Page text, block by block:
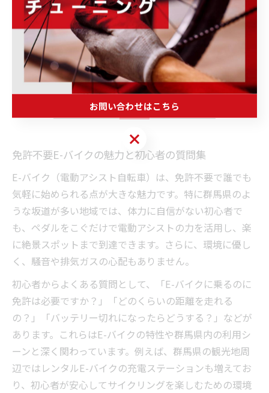
り、「地元グルメを堪能しつつサイクリングできて大満
足だった」という声も多く寄せられています。
免許不要のE-バイクで坂道サイク
リングを満喫
免許不要E-バイクの魅力と初心者の質問集
E-バイク（電動アシスト自転車）は、免許不要で誰でも
気軽に始められる点が大きな魅力です。特に群馬県のよ
うな坂道が多い地域では、体力に自信がない初心者で
も、ペダルをこぐだけで電動アシストの力を活用し、楽
に絶景スポットまで到達できます。さらに、環境に優し
く、騒音や排気ガスの心配もありません。
初心者からよくある質問として、「E-バイクに乗るのに
免許は必要ですか？」「どのくらいの距離を走れる
の？」「バッテリー切れになったらどうする？」などが
あります。これらはE-バイクの特性や群馬県内の利用シ
ーンと深く関わっています。例えば、群馬県の観光地周
辺ではレンタルE-バイクの充電ステーションも増えてお
り、初心者が安心してサイクリングを楽しむための環境
お問い合わせはこちら
お問い合わせはこちら